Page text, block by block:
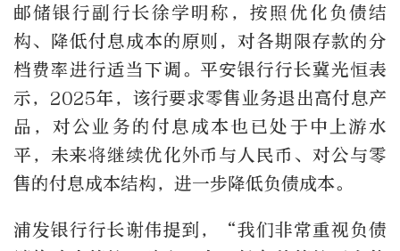
邮储银行副行长徐学明称，按照优化负债结
构、降低付息成本的原则，对各期限存款的分
档费率进行适当下调。平安银行行长冀光恒表
示，2025年，该行要求零售业务退出高付息产
品，对公业务的付息成本也已处于中上游水
平，未来将继续优化外币与人民币、对公与零
售的付息成本结构，进一步降低负债成本。
浦发银行行长谢伟提到，“我们非常重视负债